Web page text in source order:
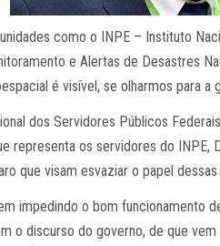
como o INPE – Instituto
e Alertas de Desastres
é visível, se olharmos para
dos Servidores Públicos
representa os servidores do INPE,
que visam esvaziar o papel
impedindo o bom funcionamento
o discurso do governo, de que